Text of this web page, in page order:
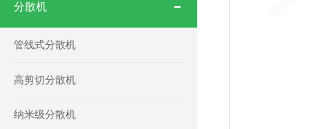
分散机
管线式分散机
高剪切分散机
纳米级分散机